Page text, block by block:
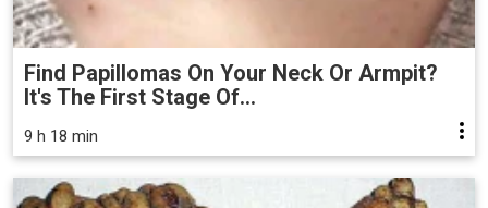
Find Papillomas On Your Neck Or Armpit?
It's The First Stage Of...
9 h 18 min